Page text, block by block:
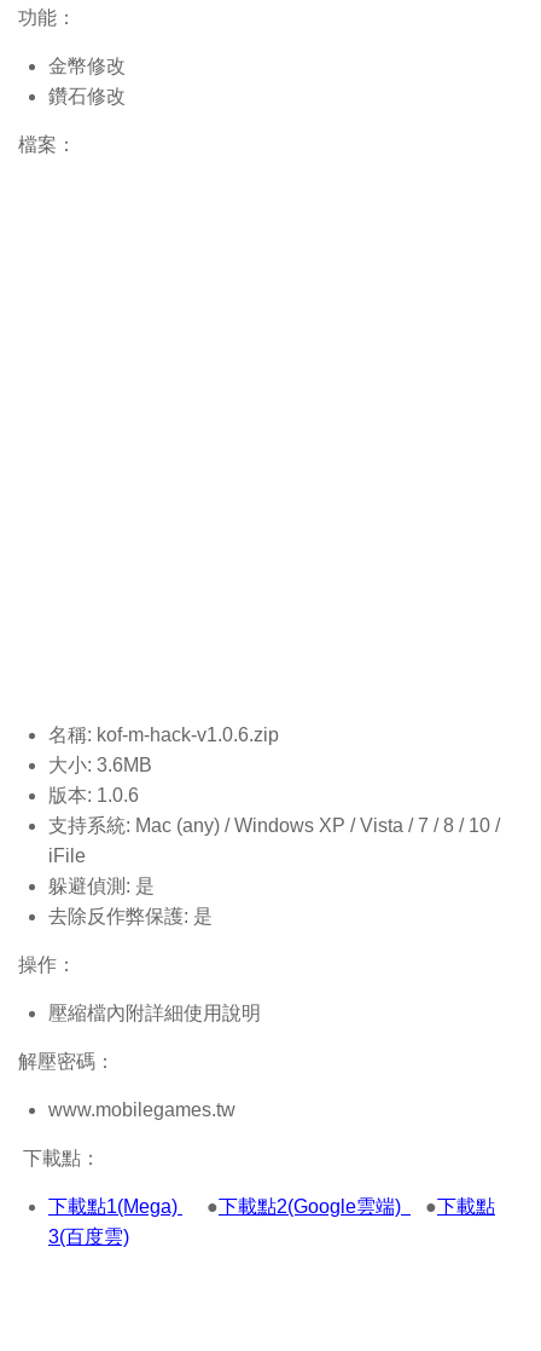
功能：
金幣修改
鑽石修改
檔案：
名稱: kof-m-hack-v1.0.6.zip
大小: 3.6MB
版本: 1.0.6
支持系統: Mac (any) / Windows XP / Vista / 7 / 8 / 10 /
iFile
躲避偵測: 是
去除反作弊保護: 是
操作：
壓縮檔內附詳細使用說明
解壓密碼：
www.mobilegames.tw
下載點：
下載點1(Mega) ●下載點2(Google雲端) ●下載點
3(百度雲)